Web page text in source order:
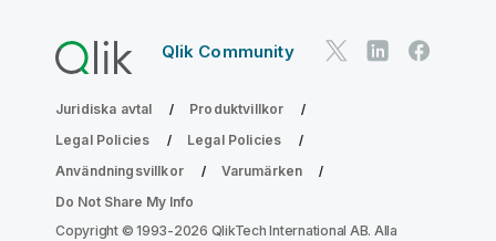
Qlik Community
Juridiska avtal
Produktvillkor
Legal Policies
Legal Policies
Användningsvillkor
Varumärken
Do Not Share My Info
Copyright © 1993-2026 QlikTech International AB. Alla